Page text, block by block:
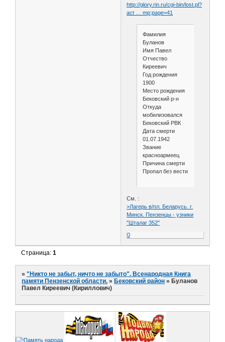
http://glory.rin.ru/cgi-bin/lost.pl?
act … mp;page=41
Фамилия
Буланов
Имя Павел
Отчество
Киреевич
Год рождения
1900
Место рождения
Бековский р-н
Откуда
мобилизовался
Бековский РВК
Дата смерти
01.07.1942
Звание
красноармеец
Причина смерти
Пропал без вести
См. :
>Лагерь в/пл. Беларусь. г.
Минск. Пензенцы - узники
"Шталаг 352"
0
Страница:1
»"Никто не забыт, ничто не забыто". Всенародная Книга
памяти Пензенской области. » Бековский район » Буланов
Павел Киреевич (Кириллович)